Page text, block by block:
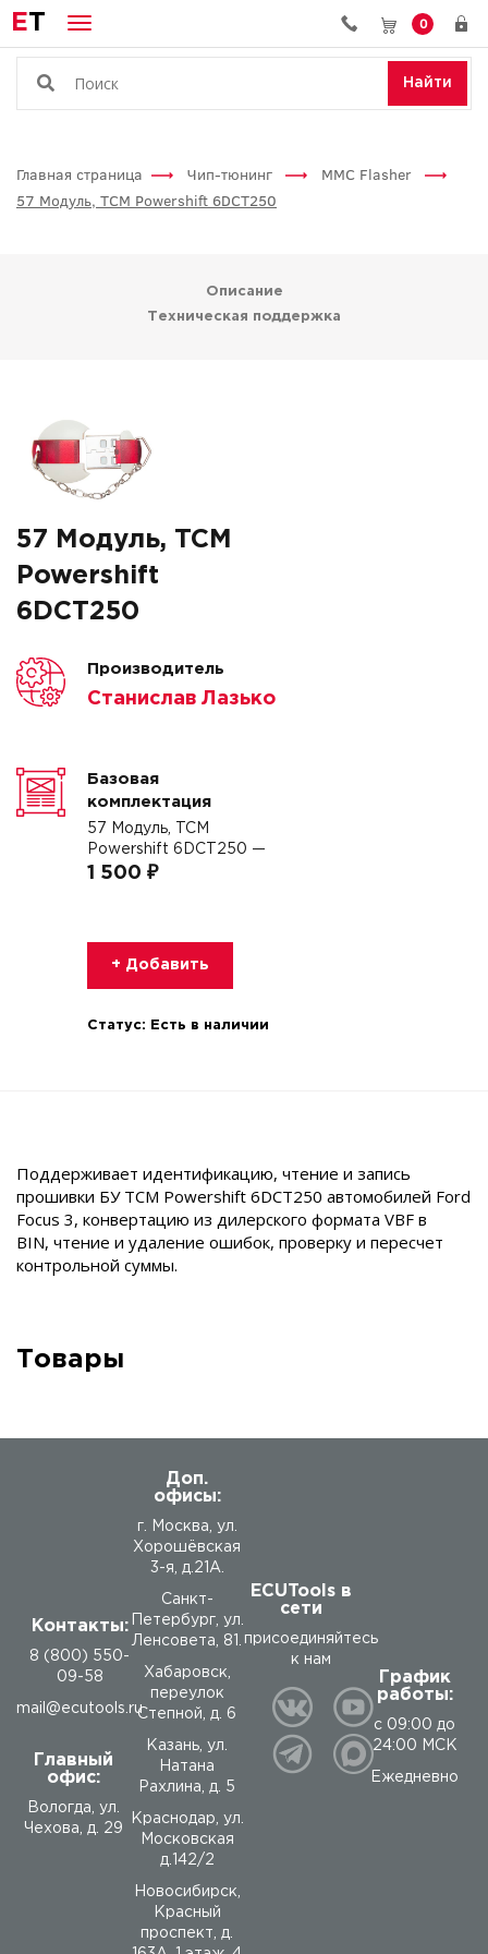
ET 0
Найти
Главная страница Чип-тюнинг
MMC Flasher
57 Модуль, TCM Powershift 6DCT250
Описание
Техническая поддержка
57 Модуль, TCM
Powershift
6DCT250
Производитель
Станислав Лазько
Базовая
комплектация
57 Модуль, TCM
Powershift 6DCT250 —
1 500 ₽
+ Добавить
Статус: Есть в наличии
Поддерживает идентификацию, чтение и запись
прошивки БУ TCM Powershift 6DCT250 автомобилей Ford
Focus 3, конвертацию из дилерского формата VBF в
BIN, чтение и удаление ошибок, проверку и пересчет
контрольной суммы.
Товары
Контакты:
8 (800) 550-
09-58
mail@ecutools.ru
Главный
офис:
Вологда, ул.
Чехова, д. 29
Доп.
офисы:
г. Москва, ул.
Хорошёвская
3-я, д.21А.
Санкт-
Петербург, ул.
Ленсовета, 81.
Хабаровск,
переулок
Степной, д. 6
Казань, ул.
Натана
Рахлина, д. 5
Краснодар, ул.
Московская
д.142/2
Новосибирск,
Красный
проспект, д.
ECUTools в
сети
присоединяйтесь
к нам
График
работы:
с 09:00 до
24:00 МСК
Ежедневно